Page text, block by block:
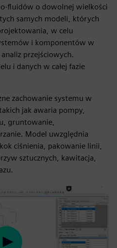
fluidów o dowolnej wielkości
samych modeli, których
w celu
i komponentów w
przejściowych.
i danych w całej fazie
zachowanie systemu w
jak awaria pompy,
gruntowanie,
Model uwzględnia
ciśnienia, pakowanie linii,
sztucznych, kawitacja,